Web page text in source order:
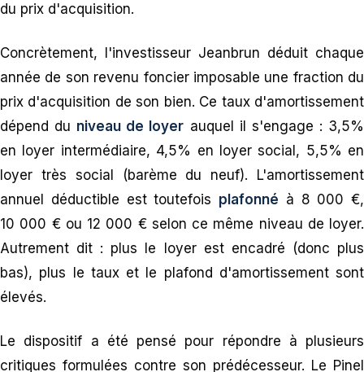
du prix d'acquisition.
Concrètement, l'investisseur Jeanbrun déduit chaque
année de son revenu foncier imposable une fraction du
prix d'acquisition de son bien. Ce taux d'amortissement
dépend du niveau de loyer auquel il s'engage : 3,5%
en loyer intermédiaire, 4,5% en loyer social, 5,5% en
loyer très social (barème du neuf). L'amortissement
annuel déductible est toutefois plafonné à 8 000 €,
10 000 € ou 12 000 € selon ce même niveau de loyer.
Autrement dit : plus le loyer est encadré (donc plus
bas), plus le taux et le plafond d'amortissement sont
élevés.
Le dispositif a été pensé pour répondre à plusieurs
critiques formulées contre son prédécesseur. Le Pinel